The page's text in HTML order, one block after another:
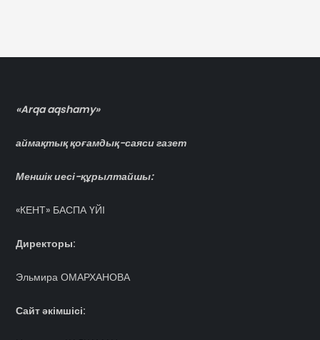
«Arqa aqshamy»
аймақтық қоғамдық-саяси газет
Меншік иесі-құрылтайшы:
«КЕНТ» БАСПА ҮЙІ
Директоры:
Эльмира ОМАРХАНОВА
Сайт әкімшісі: